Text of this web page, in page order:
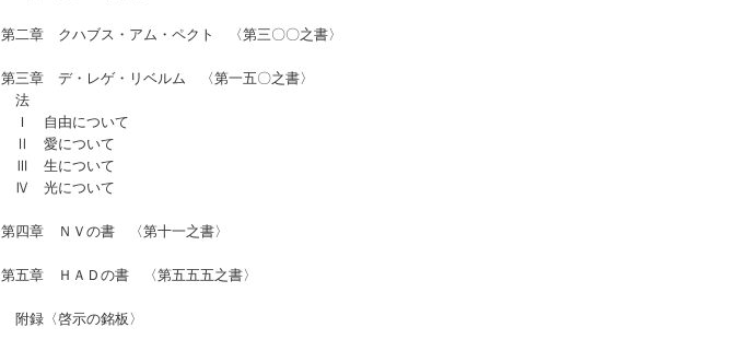
第二章 クハブス・アム・ペクト 〈第三〇〇之書〉
第三章 デ・レゲ・リベルム 〈第一五〇之書〉
法
Ｉ 自由について
Ⅱ 愛について
Ⅲ 生について
Ⅳ 光について
第四章 ＮＶの書 〈第十一之書〉
第五章 ＨＡＤの書 〈第五五五之書〉
附録〈啓示の銘板〉